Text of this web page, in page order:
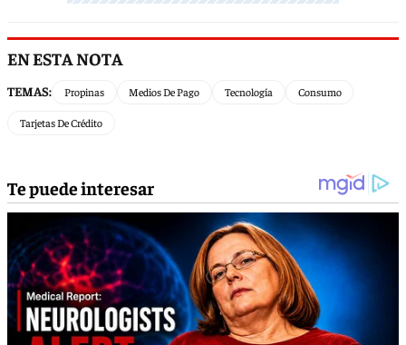
EN ESTA NOTA
TEMAS: Propinas Medios De Pago Tecnología Consumo
Tarjetas De Crédito